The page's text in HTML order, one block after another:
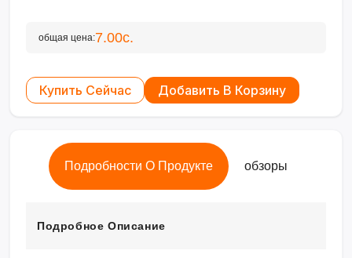
общая цена:7.00с.
Купить Сейчас Добавить В Корзину
Подробности О Продукте обзоры
Подробное Описание